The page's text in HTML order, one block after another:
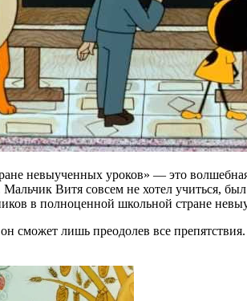
невыученных уроков» — это
Витя совсем не хотел учиться,
в полноценной школьной стране
сможет лишь преодолев все